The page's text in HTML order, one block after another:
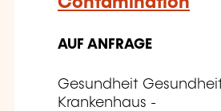
AUF ANFRAGE
Gesundheit
Krankenhaus -